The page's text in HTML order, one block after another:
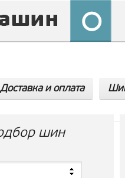
Доставка и оплата
шин